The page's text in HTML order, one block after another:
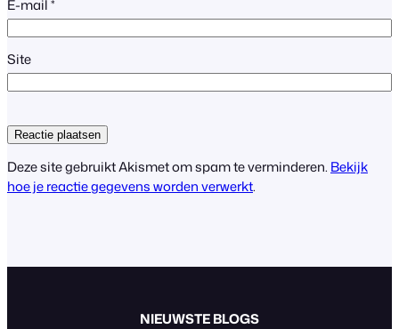
E-mail*
Site
Deze site gebruikt Akismet om spam te verminderen. Bekijk
hoe je reactie gegevens worden verwerkt.
NIEUWSTE BLOGS